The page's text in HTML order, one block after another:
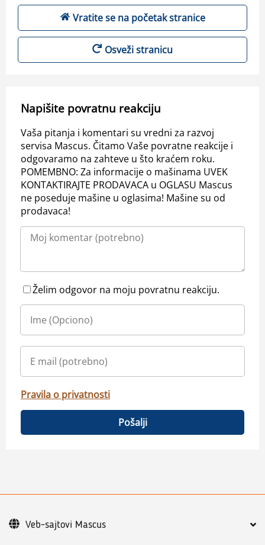
Vratite se na početak stranice
Osveži stranicu
Napišite povratnu reakciju
Vaša pitanja i komentari su vredni za razvoj
servisa Mascus. Čitamo Vaše povratne reakcije i
odgovaramo na zahteve u što kraćem roku.
POMEMBNO: Za informacije o mašinama UVEK
KONTAKTIRAJTE PRODAVACA u OGLASU Mascus
ne poseduje mašine u oglasima! Mašine su od
prodavaca!
Želim odgovor na moju povratnu reakciju.
Pravila o privatnosti
Pošalji
Veb-sajtovi Mascus